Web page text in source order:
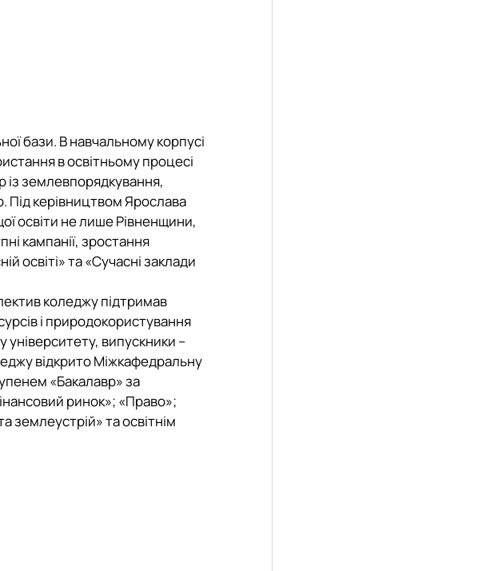
бази. В навчальному корпусі
в освітньому процесі
із землевпорядкування,
Під керівництвом Ярослава
освіти не лише Рівненщини,
кампанії, зростання
освіті» та «Сучасні заклади
коледжу підтримав
і природокористування
випускники –
відкритоМіжкафедральну
«Бакалавр» за
ринок»; «Право»;
землеустрій» та освітнім